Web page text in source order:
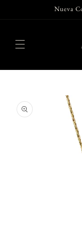
directamenteNueva
información